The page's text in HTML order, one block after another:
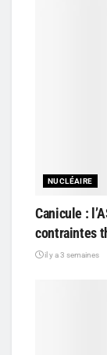
NUCLÉAIRE
Canicule :
contraintes
il y a 3 semaines